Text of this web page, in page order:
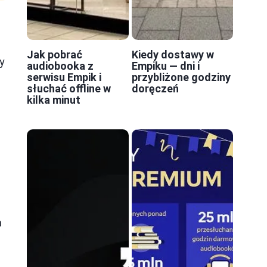
Jak pobrać
audiobooka z
serwisu Empik i
słuchać offline w
kilka minut
Kiedy dostawy w
Empiku — dni i
przybliżone godziny
doręczeń